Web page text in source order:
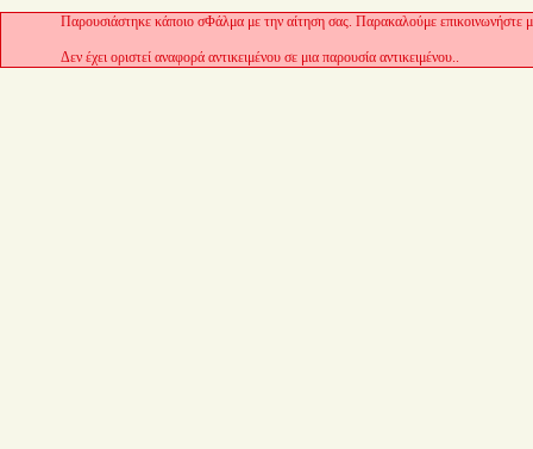
Παρουσιάστηκε κάποιο σΦάλμα με την αίτηση σας. Παρακαλούμε επικοινωνήστε
Δεν έχει οριστεί αναφορά αντικειμένου σε μια παρουσία αντικειμένου..